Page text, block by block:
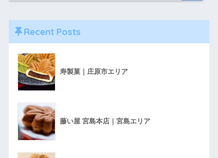
Recent Posts
寿製菓｜庄原市エリア
藤い屋 宮島本店｜宮島エリア